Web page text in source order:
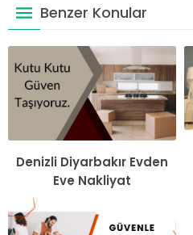
Benzer Konular
Denizli Diyarbakır Evden
Eve Nakliyat